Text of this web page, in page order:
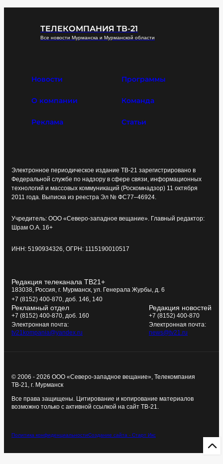
ТЕЛЕКОМПАНИЯ ТВ-21
Все новости Мурманска и Мурманской области
Новости Программы
О компании Команда
Реклама Статьи
Электронное периодическое издание ТВ-21 зарегистрировано в
Федеральной службе по надзору в сфере связи, информационных
технологий и массовых коммуникаций (Роскомнадзор) 11 октября
2011 года. Выписка из реестра Эл № ФС77–46924.
Учредитель: ООО «Северо-западное вещание». Главный редактор:
Шрам О.А. 16+
ИНН: 5190934326, ОГРН: 1115190010517
Редакция телеканала ТВ21+
183038, Россия, г. Мурманск, ул. Генерала Журбы, д. 6
+7 (8152) 400-870, доб. 146, 140
Рекламный отдел
+7 (8152) 400-870, доб. 160
Электронная почта:
tv21kompania@yandex.ru
Редакция новостей
+7 (8152) 400-870
Электронная почта:
news@tv21.ru
© 2006 - 2026 ООО «Северо-западное вещание», Телекомпания
ТВ-21, г. Мурманск
Все права защищены. Цитирование и копирование материалов
возможно только с активной ссылкой на сайт ТВ-21.
Политика конфиденциальностиСоздание сайта - Старт Икс